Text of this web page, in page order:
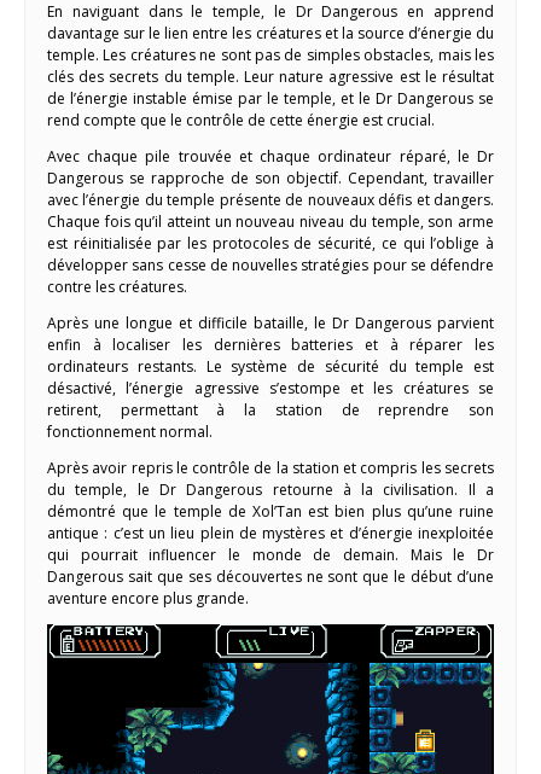
En naviguant dans le temple, le Dr Dangerous en apprend
davantage sur le lien entre les créatures et la source d’énergie du
temple. Les créatures ne sont pas de simples obstacles, mais les
clés des secrets du temple. Leur nature agressive est le résultat
de l’énergie instable émise par le temple, et le Dr Dangerous se
rend compte que le contrôle de cette énergie est crucial.
Avec chaque pile trouvée et chaque ordinateur réparé, le Dr
Dangerous se rapproche de son objectif. Cependant, travailler
avec l’énergie du temple présente de nouveaux défis et dangers.
Chaque fois qu’il atteint un nouveau niveau du temple, son arme
est réinitialisée par les protocoles de sécurité, ce qui l’oblige à
développer sans cesse de nouvelles stratégies pour se défendre
contre les créatures.
Après une longue et difficile bataille, le Dr Dangerous parvient
enfin à localiser les dernières batteries et à réparer les
ordinateurs restants. Le système de sécurité du temple est
désactivé, l’énergie agressive s’estompe et les créatures se
retirent, permettant à la station de reprendre son
fonctionnement normal.
Après avoir repris le contrôle de la station et compris les secrets
du temple, le Dr Dangerous retourne à la civilisation. Il a
démontré que le temple de Xol’Tan est bien plus qu’une ruine
antique : c’est un lieu plein de mystères et d’énergie inexploitée
qui pourrait influencer le monde de demain. Mais le Dr
Dangerous sait que ses découvertes ne sont que le début d’une
aventure encore plus grande.